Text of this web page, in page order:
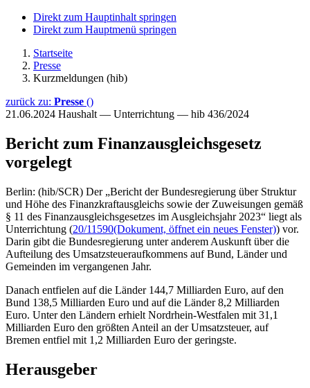
Direkt zum Hauptinhalt springen
Direkt zum Hauptmenü springen
Startseite
Presse
Kurzmeldungen (hib)
zurück zu: Presse ()
21.06.2024 Haushalt — Unterrichtung — hib 436/2024
Bericht zum Finanzausgleichsgesetz
vorgelegt
Berlin: (hib/SCR) Der „Bericht der Bundesregierung über Struktur
und Höhe des Finanzkraftausgleichs sowie der Zuweisungen gemäß
§ 11 des Finanzausgleichsgesetzes im Ausgleichsjahr 2023“ liegt als
Unterrichtung (20/11590(Dokument, öffnet ein neues Fenster)) vor.
Darin gibt die Bundesregierung unter anderem Auskunft über die
Aufteilung des Umsatzsteueraufkommens auf Bund, Länder und
Gemeinden im vergangenen Jahr.
Danach entfielen auf die Länder 144,7 Milliarden Euro, auf den
Bund 138,5 Milliarden Euro und auf die Länder 8,2 Milliarden
Euro. Unter den Ländern erhielt Nordrhein-Westfalen mit 31,1
Milliarden Euro den größten Anteil an der Umsatzsteuer, auf
Bremen entfiel mit 1,2 Milliarden Euro der geringste.
Herausgeber